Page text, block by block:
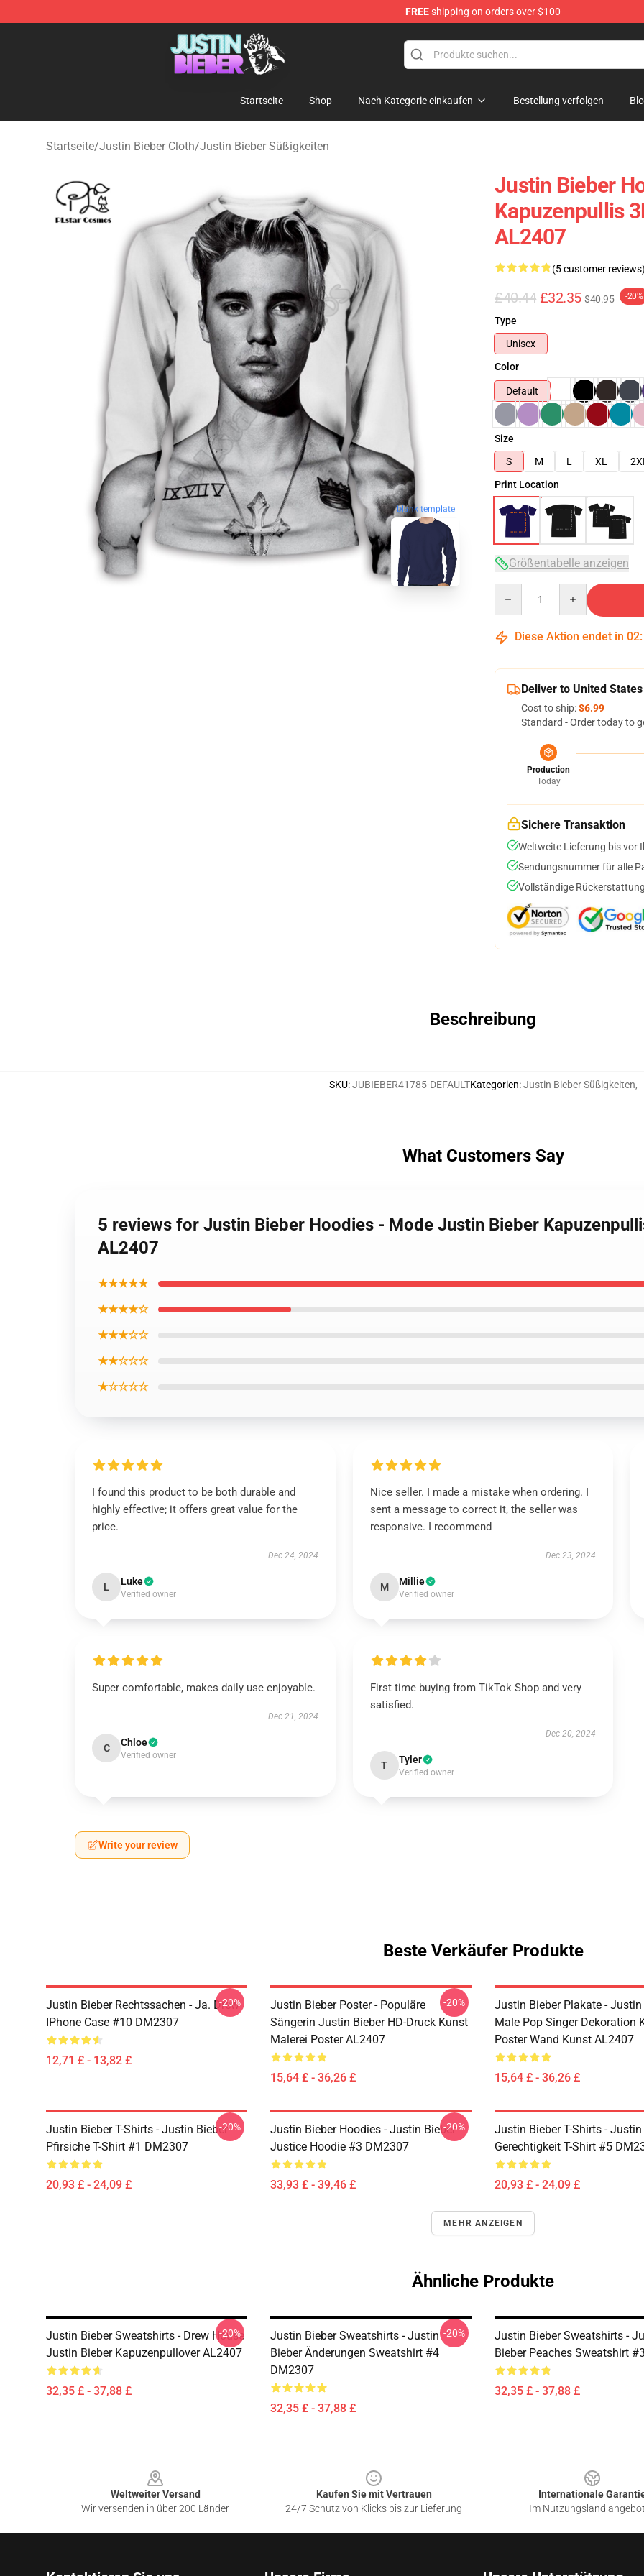
FREEshipping on orders over $100
Justin Bieber Store - Official Justin Bieber Merchandise Shop
Startseite Shop Nach Kategorie einkaufen Bestellung verfolgen
Startseite/Justin Bieber Cloth/Justin Bieber Süßigkeiten
blank template
Justin Bieber
Kapuzenpullis
AL2407
(5 customer reviews)
£40.44 £32.35 $40.95 -20%
Type
Unisex
Color
Default
Size
S
M L XL 2XL
Print Location
Größentabelle anzeigen
Diese Aktion endet in 02:
Deliver to United States
Cost to ship:$6.99
Standard - Order today to
Production
Today
Sichere Transaktion
Weltweite Lieferung bis vor
Sendungsnummer für alle
Vollständige
Beschreibung
SKU:JUBIEBER41785-DEFAULTKategorien:Justin Bieber Süßigkeiten,
What Customers Say
5 reviews for Justin Bieber Hoodies - Mode Justin Bieber
AL2407
★★★★★
★★★★☆
★★★☆☆
★★☆☆☆
★☆☆☆☆
I found this product to be both durable and
highly effective; it offers great value for the
price.
Dec 24, 2024
L Luke
Verified owner
Nice seller. I made a mistake when ordering. I
sent a message to correct it, the seller was
responsive. I recommend
Dec 23, 2024
M Millie
Verified owner
Super comfortable, makes daily use enjoyable.
Dec 21, 2024
C Chloe
Verified owner
First time buying from TikTok Shop and very
satisfied.
Dec 20, 2024
T Tyler
Verified owner
Write your review
Beste Verkäufer Produkte
Justin Bieber Rechtssachen - Ja. Drew
IPhone Case #10 DM2307
12,71 £ - 13,82 £
-20%
Justin Bieber Poster - Populäre
Sängerin Justin Bieber HD-Druck Kunst
Malerei Poster AL2407
15,64 £ - 36,26 £
-20%
Justin Bieber Plakate - Justin
Male Pop Singer Dekoration
Poster Wand Kunst AL2407
15,64 £ - 36,26 £
Justin Bieber T-Shirts - Justin Bieber
Pfirsiche T-Shirt #1 DM2307
20,93 £ - 24,09 £
-20%
Justin Bieber Hoodies - Justin Bieber
Justice Hoodie #3 DM2307
33,93 £ - 39,46 £
-20%
Justin Bieber T-Shirts - Justin
Gerechtigkeit T-Shirt #5
20,93 £ - 24,09 £
MEHR ANZEIGEN
Ähnliche Produkte
Justin Bieber Sweatshirts - Drew House
Justin Bieber Kapuzenpullover AL2407
32,35 £ - 37,88 £
-20%
Justin Bieber Sweatshirts - Justin
Bieber Änderungen Sweatshirt #4
DM2307
32,35 £ - 37,88 £
-20%
Justin Bieber Sweatshirts -
Bieber Peaches Sweatshirt
32,35 £ - 37,88 £
Weltweiter Versand
Wir versenden in über 200 Länder
Kaufen Sie mit Vertrauen
24/7 Schutz von Klicks bis zur Lieferung
Internationale
Im Nutzungsland